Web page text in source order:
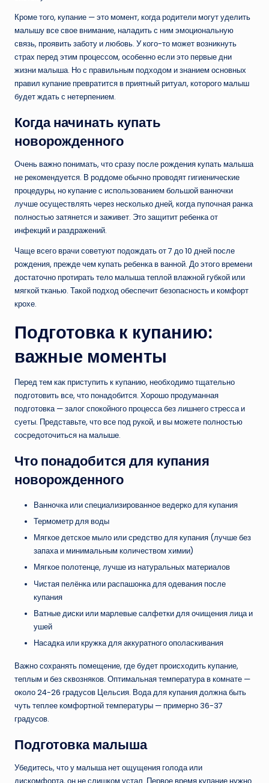
Кроме того, купание — это момент, когда родители могут уделить
малышу все свое внимание, наладить с ним эмоциональную
связь, проявить заботу и любовь. У кого-то может возникнуть
страх перед этим процессом, особенно если это первые дни
жизни малыша. Но с правильным подходом и знанием основных
правил купание превратится в приятный ритуал, которого малыш
будет ждать с нетерпением.
Когда начинать купать
новорожденного
Очень важно понимать, что сразу после рождения купать малыша
не рекомендуется. В роддоме обычно проводят гигиенические
процедуры, но купание с использованием большой ванночки
лучше осуществлять через несколько дней, когда пупочная ранка
полностью затянется и заживет. Это защитит ребенка от
инфекций и раздражений.
Чаще всего врачи советуют подождать от 7 до 10 дней после
рождения, прежде чем купать ребенка в ванной. До этого времени
достаточно протирать тело малыша теплой влажной губкой или
мягкой тканью. Такой подход обеспечит безопасность и комфорт
крохе.
Подготовка к купанию:
важные моменты
Перед тем как приступить к купанию, необходимо тщательно
подготовить все, что понадобится. Хорошо продуманная
подготовка — залог спокойного процесса без лишнего стресса и
суеты. Представьте, что все под рукой, и вы можете полностью
сосредоточиться на малыше.
Что понадобится для купания
новорожденного
Ванночка или специализированное ведерко для купания
Термометр для воды
Мягкое детское мыло или средство для купания (лучше без
запаха и минимальным количеством химии)
Мягкое полотенце, лучше из натуральных материалов
Чистая пелёнка или распашонка для одевания после
купания
Ватные диски или марлевые салфетки для очищения лица и
ушей
Насадка или кружка для аккуратного ополаскивания
Важно сохранять помещение, где будет происходить купание,
теплым и без сквозняков. Оптимальная температура в комнате —
около 24-26 градусов Цельсия. Вода для купания должна быть
чуть теплее комфортной температуры — примерно 36-37
градусов.
Подготовка малыша
Убедитесь, что у малыша нет ощущения голода или
дискомфорта, он не слишком устал. Первое время купание нужно